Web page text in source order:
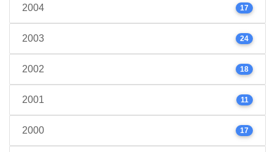
2004 17
2003 24
2002 18
2001 11
2000 17